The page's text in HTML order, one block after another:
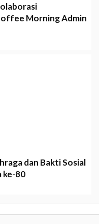
Morning Admin
dan Bakti Sosial
ke-80